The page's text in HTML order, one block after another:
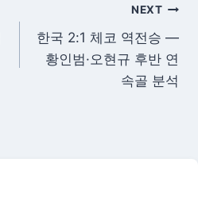
NEXT
한국 2:1 체코 역전승 —
황인범·오현규 후반 연
속골 분석